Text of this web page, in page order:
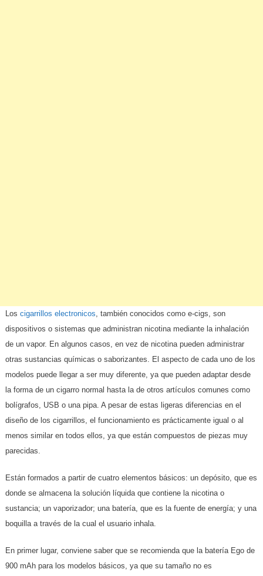
Los cigarrillos electronicos, también conocidos como e-cigs, son
dispositivos o sistemas que administran nicotina mediante la inhalación
de un vapor. En algunos casos, en vez de nicotina pueden administrar
otras sustancias químicas o saborizantes. El aspecto de cada uno de los
modelos puede llegar a ser muy diferente, ya que pueden adaptar desde
la forma de un cigarro normal hasta la de otros artículos comunes como
bolígrafos, USB o una pipa. A pesar de estas ligeras diferencias en el
diseño de los cigarrillos, el funcionamiento es prácticamente igual o al
menos similar en todos ellos, ya que están compuestos de piezas muy
parecidas.
Están formados a partir de cuatro elementos básicos: un depósito, que es
donde se almacena la solución líquida que contiene la nicotina o
sustancia; un vaporizador; una batería, que es la fuente de energía; y una
boquilla a través de la cual el usuario inhala.
En primer lugar, conviene saber que se recomienda que la batería Ego de
900 mAh para los modelos básicos, ya que su tamaño no es